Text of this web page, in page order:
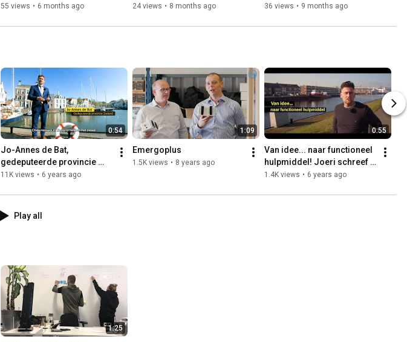
innovatiehub van Zeeland
55 views • 6 months ago 24 views • 8 months ago 36 views • 9 months ago
0:54
Jo-Annes de Bat,
gedeputeerde provincie
Zeeland roept ondernemers
Meld je aan!
11K views • 6 years ago
1:09
Emergoplus
1.5K views • 8 years ago
0:55
Van idee... naar functioneel
hulpmiddel! Joeri schreef
een concreet en
ondernemingsplan!
1.4K views • 6 years ago
Play all
1:25